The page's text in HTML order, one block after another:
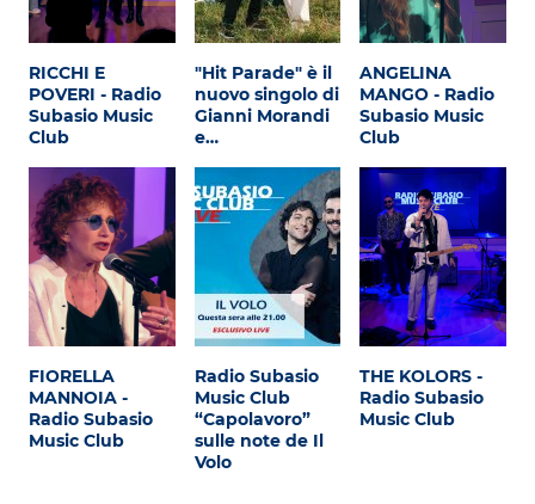
RICCHI E
POVERI - Radio
Subasio Music
Club
"Hit Parade" è il
nuovo singolo di
Gianni Morandi
e…
ANGELINA
MANGO - Radio
Subasio Music
Club
FIORELLA
MANNOIA -
Radio Subasio
Music Club
Radio Subasio
Music Club
“Capolavoro”
sulle note de Il
Volo
THE KOLORS -
Radio Subasio
Music Club